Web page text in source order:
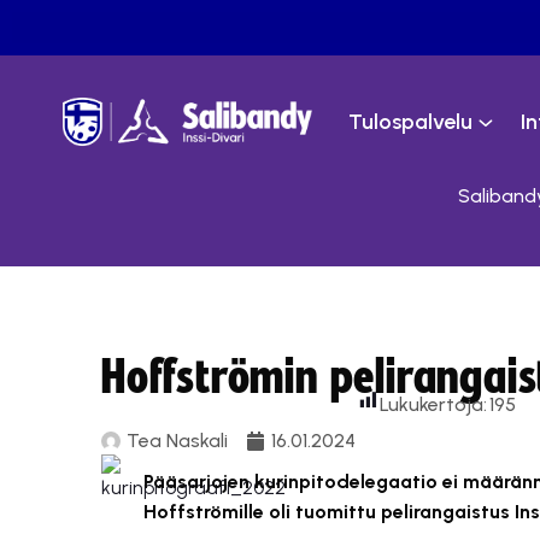
Tulospalvelu
Hoffströmin
Tea Naskali 16.01.2024
Lukukertoja:195
Pääsarjojen kurinpitodelegaatio ei
Hoffströmille oli tuomittu pelirangaistus